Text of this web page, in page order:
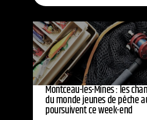
Montceau-les-Mines : les
du monde jeunes de pêche
poursuivent ce week-end